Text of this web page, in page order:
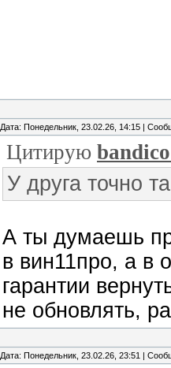
Дата: Понедельник, 23.02.26, 14:15 |
Цитирую
У друга точно
А ты думаешь
в вин11про, а в
гарантии
не обновлять,
Дата: Понедельник, 23.02.26, 23:51 |